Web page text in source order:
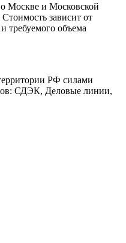
Москве и Московской
зависит от
требуемого объема
РФ силами
СДЭК, Деловые линии,